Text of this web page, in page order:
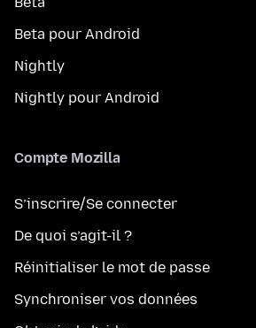
Beta pour Android
Nightly
Nightly pour Android
Compte Mozilla
S’inscrire/Se connecter
De quoi s’agit-il ?
Réinitialiser le mot de passe
Synchroniser vos données